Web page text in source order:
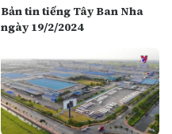
Bản tin tiếng Tây Ban Nha
ngày 19/2/2024